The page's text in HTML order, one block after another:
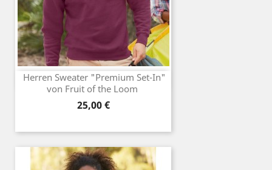
Herren Sweater "Premium Set-In"
von Fruit of the Loom
Preis
25,00 €